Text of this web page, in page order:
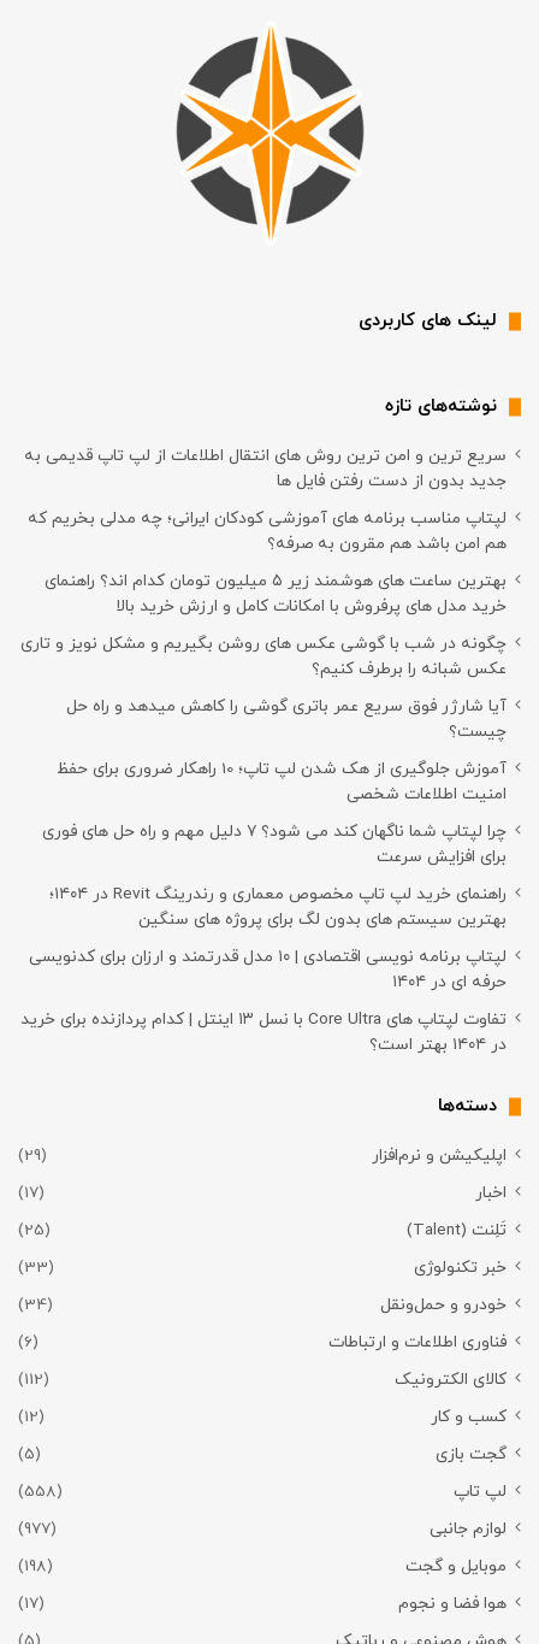
لینک های کاربردی
نوشته‌های تازه
سریع ترین و امن ترین روش های انتقال اطلاعات از لپ تاپ قدیمی به
جدید بدون از دست رفتن فایل ها
لپتاپ مناسب برنامه های آموزشی کودکان ایرانی؛ چه مدلی بخریم که
هم امن باشد هم مقرون به صرفه؟
بهترین ساعت های هوشمند زیر ۵ میلیون تومان کدام اند؟ راهنمای
خرید مدل های پرفروش با امکانات کامل و ارزش خرید بالا
چگونه در شب با گوشی عکس های روشن بگیریم و مشکل نویز و تاری
عکس شبانه را برطرف کنیم؟
آیا شارژر فوق سریع عمر باتری گوشی را کاهش میدهد و راه حل
چیست؟
آموزش جلوگیری از هک شدن لپ تاپ؛ 10 راهکار ضروری برای حفظ
امنیت اطلاعات شخصی
چرا لپتاپ شما ناگهان کند می شود؟ ۷ دلیل مهم و راه حل های فوری
برای افزایش سرعت
راهنمای خرید لپ تاپ مخصوص معماری و رندرینگ Revit در ۱۴۰۴؛
بهترین سیستم های بدون لگ برای پروژه های سنگین
لپتاپ برنامه نویسی اقتصادی | ۱۰ مدل قدرتمند و ارزان برای کدنویسی
حرفه ای در ۱۴۰۴
تفاوت لپتاپ های Core Ultra با نسل ۱۳ اینتل | کدام پردازنده برای خرید
در ۱۴۰۴ بهتر است؟
دسته‌ها
اپلیکیشن و نرم‌افزار
(29)
اخبار
(17)
تَلِنت (Talent)
(25)
خبر تکنولوژی
(33)
خودرو و حمل‌و‌نقل
(34)
فناوری اطلاعات و ارتباطات
(6)
کالای الکترونیک
(112)
کسب و کار
(12)
گجت بازی
(5)
لپ تاپ
(558)
لوازم جانبی
(977)
موبایل و گجت
(198)
هوا فضا و نجوم
(17)